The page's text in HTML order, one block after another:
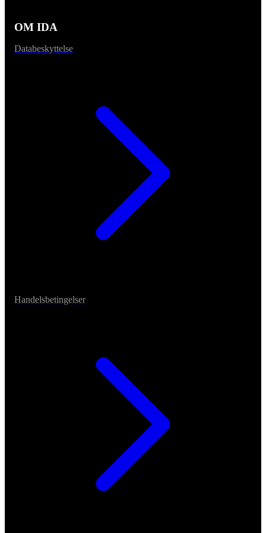
OM IDA
Databeskyttelse
Handelsbetingelser